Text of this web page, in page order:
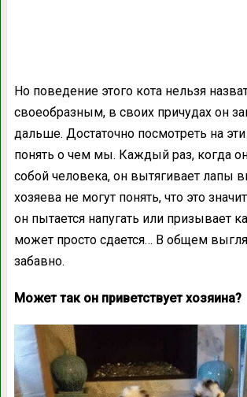
Но поведение этого кота нельзя
своеобразным, в своих причудах он
дальше. Достаточно посмотреть на
понять о чем мы. Каждый раз, когда
собой человека, он вытягивает лапы
хозяева не могут понять, что это
он пытается напугать или призывает
может просто сдается… В общем
забавно.
Может так он приветствует хозяина?